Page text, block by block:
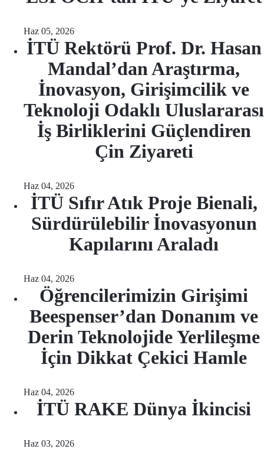
Haz 05, 2026
İTÜ Rektörü Prof. Dr. Hasan
Mandal’dan Araştırma,
İnovasyon, Girişimcilik ve
Teknoloji Odaklı Uluslararası
İş Birliklerini Güçlendiren
Çin Ziyareti
Haz 04, 2026
İTÜ Sıfır Atık Proje Bienali,
Sürdürülebilir İnovasyonun
Kapılarını Araladı
Haz 04, 2026
Öğrencilerimizin Girişimi
Beespenser’dan Donanım ve
Derin Teknolojide Yerlileşme
İçin Dikkat Çekici Hamle
Haz 04, 2026
İTÜ RAKE Dünya İkincisi
Haz 03, 2026